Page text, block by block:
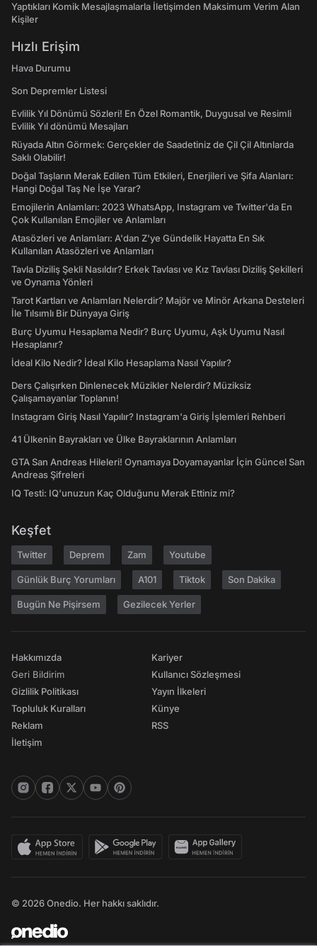
Yaptıkları Komik Mesajlaşmalarla İletişimden Maksimum Verim Alan
Kişiler
Hızlı Erişim
Hava Durumu
Son Depremler Listesi
Evlilik Yıl Dönümü Sözleri! En Özel Romantik, Duygusal ve Resimli
Evlilik Yıl dönümü Mesajları
Rüyada Altın Görmek: Gerçekler de Saadetiniz de Çil Çil Altınlarda
Saklı Olabilir!
Doğal Taşların Merak Edilen Tüm Etkileri, Enerjileri ve Şifa Alanları:
Hangi Doğal Taş Ne İşe Yarar?
Emojilerin Anlamları: 2023 WhatsApp, Instagram ve Twitter'da En
Çok Kullanılan Emojiler ve Anlamları
Atasözleri ve Anlamları: A'dan Z'ye Gündelik Hayatta En Sık
Kullanılan Atasözleri ve Anlamları
Tavla Diziliş Şekli Nasıldır? Erkek Tavlası ve Kız Tavlası Diziliş Şekilleri
ve Oynama Yönleri
Tarot Kartları ve Anlamları Nelerdir? Majör ve Minör Arkana Desteleri
İle Tılsımlı Bir Dünyaya Giriş
Burç Uyumu Hesaplama Nedir? Burç Uyumu, Aşk Uyumu Nasıl
Hesaplanır?
İdeal Kilo Nedir? İdeal Kilo Hesaplama Nasıl Yapılır?
Ders Çalışırken Dinlenecek Müzikler Nelerdir? Müziksiz
Çalışamayanlar Toplanın!
Instagram Giriş Nasıl Yapılır? Instagram'a Giriş İşlemleri Rehberi
41 Ülkenin Bayrakları ve Ülke Bayraklarının Anlamları
GTA San Andreas Hileleri! Oynamaya Doyamayanlar İçin Güncel San
Andreas Şifreleri
IQ Testi: IQ'unuzun Kaç Olduğunu Merak Ettiniz mi?
Keşfet
Twitter Deprem Zam Youtube
Günlük Burç Yorumları A101 Tiktok Son Dakika
Bugün Ne Pişirsem Gezilecek Yerler
Hakkımızda
Geri Bildirim
Gizlilik Politikası
Topluluk Kuralları
Reklam
İletişim
Kariyer
Kullanıcı Sözleşmesi
Yayın İlkeleri
Künye
RSS
© 2026 Onedio. Her hakkı saklıdır.